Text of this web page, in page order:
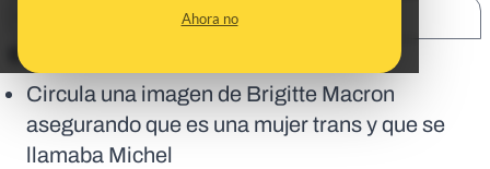
Ahora no
En corto:
Circula una imagen de Brigitte Macron
asegurando que es una mujer trans y que se
llamaba Michel